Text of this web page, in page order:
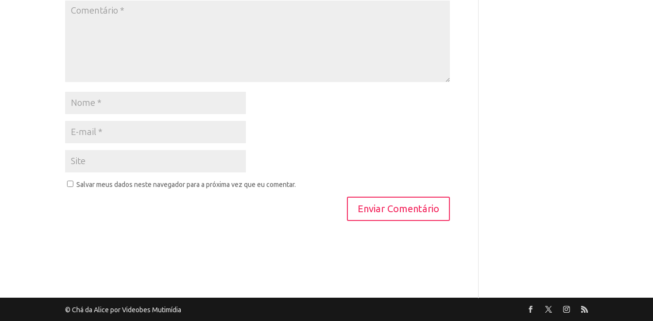
Salvar meus dados neste navegador para a próxima vez que eu comentar.
© Chá da Alice por Videobes Mutimídia